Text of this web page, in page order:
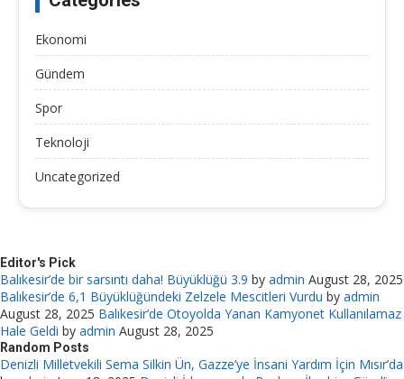
Ekonomi
Gündem
Spor
Teknoloji
Uncategorized
Editor's Pick
Balıkesir’de bir sarsıntı daha! Büyüklüğü 3.9 by admin August 28, 2025
Balıkesir’de 6,1 Büyüklüğündeki Zelzele Mescitleri Vurdu by admin
August 28, 2025 Balıkesir’de Otoyolda Yanan Kamyonet Kullanılamaz
Hale Geldi by admin August 28, 2025
Random Posts
Denizli Milletvekili Sema Silkin Ün, Gazze’ye İnsani Yardım İçin Mısır’da